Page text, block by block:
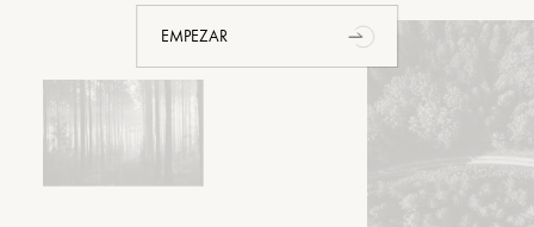
EMPEZAR